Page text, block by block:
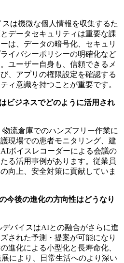
は機微な個人情報を収集するた
データセキュリティは重要な課
は、データの暗号化、セキュリ
イバシーポリシーの明確化など
ユーザー自身も、信頼できるメ
、アプリの権限設定を確認する
ィ意識を持つことが重要です。
ビジネスでどのように活用され
流倉庫でのハンズフリー作業に
現場での患者モニタリング、建
ボイスレコーダーによる会議の
る活用事例があります。従業員
向上、安全対策に貢献していま
今後の進化の方向性はどうなり
バイスはAIとの融合がさらに進
された予測・提案が可能になり
進化による小型化と長寿命化、
により、日常生活へのより深い